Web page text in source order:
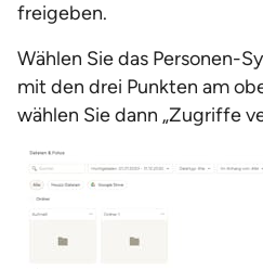
freigeben.
Wählen Sie das Personen-
mit den drei Punkten am
wählen Sie dann „Zugriffe